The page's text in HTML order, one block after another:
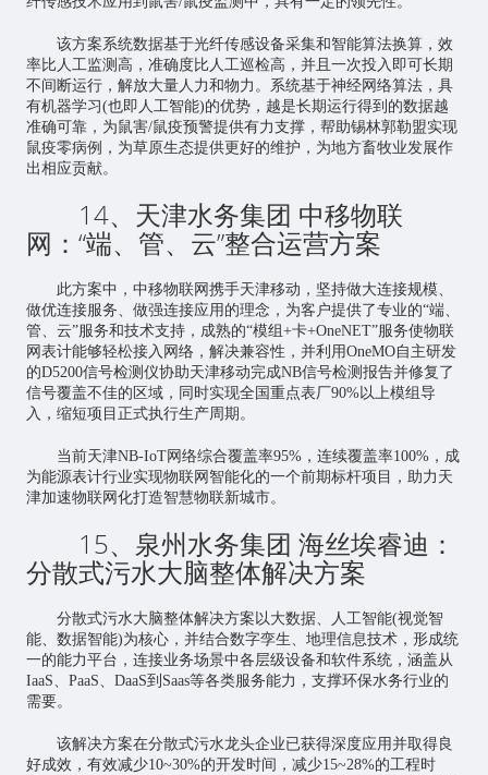
该方案系统数据基于光纤传感设备采集和智能算法换算，效
率比人工监测高，准确度比人工巡检高，并且一次投入即可长期
不间断运行，解放大量人力和物力。系统基于神经网络算法，具
有机器学习(也即人工智能)的优势，越是长期运行得到的数据越
准确可靠，为鼠害/鼠疫预警提供有力支撑，帮助锡林郭勒盟实现
鼠疫零病例，为草原生态提供更好的维护，为地方畜牧业发展作
出相应贡献。
14、天津水务集团 中移物联
网：“端、管、云”整合运营方案
此方案中，中移物联网携手天津移动，坚持做大连接规模、
做优连接服务、做强连接应用的理念，为客户提供了专业的“端、
管、云”服务和技术支持，成熟的“模组+卡+OneNET”服务使物联
网表计能够轻松接入网络，解决兼容性，并利用OneMO自主研发
的D5200信号检测仪协助天津移动完成NB信号检测报告并修复了
信号覆盖不佳的区域，同时实现全国重点表厂90%以上模组导
入，缩短项目正式执行生产周期。
当前天津NB-IoT网络综合覆盖率95%，连续覆盖率100%，成
为能源表计行业实现物联网智能化的一个前期标杆项目，助力天
津加速物联网化打造智慧物联新城市。
15、泉州水务集团 海丝埃睿迪：
分散式污水大脑整体解决方案
分散式污水大脑整体解决方案以大数据、人工智能(视觉智
能、数据智能)为核心，并结合数字孪生、地理信息技术，形成统
一的能力平台，连接业务场景中各层级设备和软件系统，涵盖从
IaaS、PaaS、DaaS到Saas等各类服务能力，支撑环保水务行业的
需要。
该解决方案在分散式污水龙头企业已获得深度应用并取得良
好成效，有效减少10~30%的开发时间，减少15~28%的工程时